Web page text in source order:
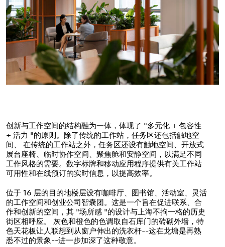
创新与工作空间的结构融为一体，体现了 "多元化 + 包容性
+ 活力 "的原则。除了传统的工作站，任务区还包括触地空
间、
在传统的工作站之外，任务区还设有触地空间、开放式
展台座椅、临时协作空间、聚焦舱和安静空间，以满足不同
工作风格的需要。数字标牌和移动应用程序提供有关工作站
可用性和在线预订的实时信息，以提高效率。
位于 16 层的目的地楼层设有咖啡厅、图书馆、活动室、灵活
的工作空间和创业公司智囊团。这是一个旨在促进联系、合
作和创新的空间，其 "场所感 "的设计与上海不拘一格的历史
街区相呼应。 灰色和橙色的色调取自石库门的砖砌外墙，特
色天花板让人联想到从窗户伸出的洗衣杆--这在龙塘是再熟
悉不过的景象--进一步加深了这种敬意。